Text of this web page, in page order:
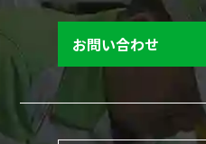
お問い合わせ